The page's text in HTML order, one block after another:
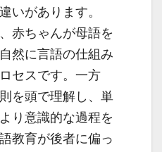
いがあります。
赤ちゃんが母語を
然に言語の仕組み
セスです。一方
を頭で理解し、単
り意識的な過程を
教育が後者に偏っ